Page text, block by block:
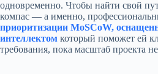
одновременно. Чтобы найти свой
компас — а именно,
приоритизации MoSCoW,
интеллектом который поможет ей
требования, пока масштаб проекта